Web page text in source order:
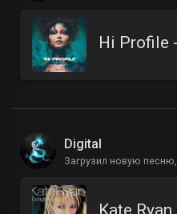
Hi Profile
Digital
Загрузил новую песню,